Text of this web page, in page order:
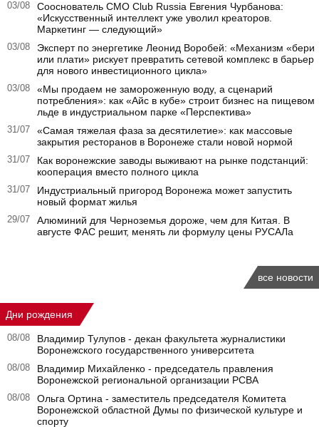
03/08
Сооснователь CMO Club Russia Евгения Чурбанова:
«Искусственный интеллект уже уволил креаторов.
Маркетинг — следующий»
03/08
Эксперт по энергетике Леонид Воробей: «Механизм «бери
или плати» рискует превратить сетевой комплекс в барьер
для нового инвестиционного цикла»
03/08
«Мы продаем не замороженную воду, а сценарий
потребления»: как «Айс в кубе» строит бизнес на пищевом
льде в индустриальном парке «Перспектива»
31/07
«Самая тяжелая фаза за десятилетие»: как массовые
закрытия ресторанов в Воронеже стали новой нормой
31/07
Как воронежские заводы выживают на рынке подстанций:
кооперация вместо полного цикла
31/07
Индустриальный пригород Воронежа может запустить
новый формат жилья
29/07
Алюминий для Черноземья дороже, чем для Китая. В
августе ФАС решит, менять ли формулу цены РУСАЛа
все новости
Дни рождения
08/08
Владимир Тулупов - декан факультета журналистики
Воронежского государственного университета
08/08
Владимир Михайленко - председатель правления
Воронежской региональной организации РСВА
08/08
Ольга Ортина - заместитель председателя Комитета
Воронежской областной Думы по физической культуре и
спорту